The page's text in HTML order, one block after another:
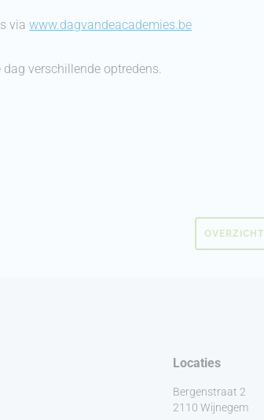
via www.dagvandeacademies.be
verschillende optredens.
OVERZICHT
Locaties
Bergenstraat 2
2110 Wijnegem